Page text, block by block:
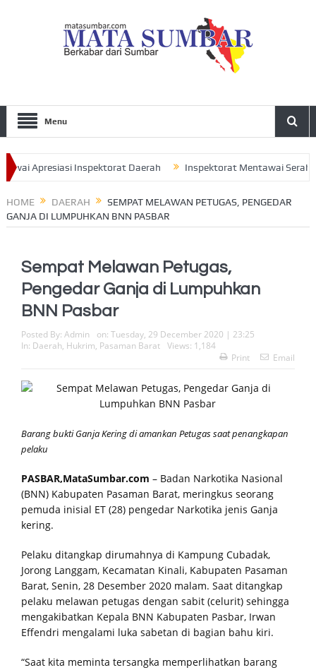
Menu
Apresiasi Inspektorat Daerah Inspektorat Mentawai Serahkan
HOME DAERAH
SEMPAT MELAWAN PETUGAS, PENGEDAR
GANJA DI LUMPUHKAN BNN PASBAR
Sempat Melawan Petugas,
Pengedar Ganja di Lumpuhkan
BNN Pasbar
Posted By: Admin on: Tuesday, 29 December 2020 | 23:25
In: Daerah, Hukrim, Pasaman Barat Views: 1,184
Print
Email
Barang bukti Ganja Kering di amankan Petugas saat penangkapan
pelaku
PASBAR,MataSumbar.com – Badan Narkotika Nasional
(BNN) Kabupaten Pasaman Barat, meringkus seorang
pemuda inisial ET (28) pengedar Narkotika jenis Ganja
kering.
Pelaku ditangkap dirumahnya di Kampung Cubadak,
Jorong Langgam, Kecamatan Kinali, Kabupaten Pasaman
Barat, Senin, 28 Desember 2020 malam. Saat ditangkap
pelaku melawan petugas dengan sabit (celurit) sehingga
mengakibatkan Kepala BNN Kabupaten Pasbar, Irwan
Effendri mengalami luka sabetan di bagian bahu kiri.
“Saat kita meminta tersangka memperlihatkan barang